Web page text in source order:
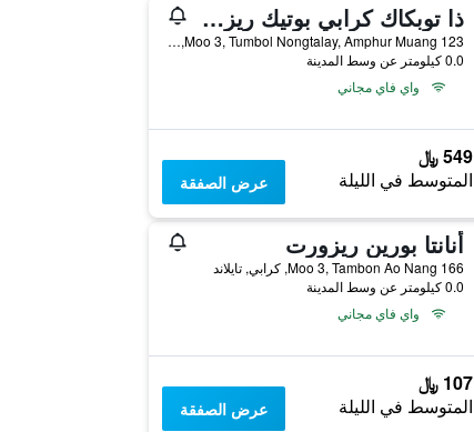
ذا توبكاك كرابي بوتيك ريزورت
123 Moo 3, Tumbol Nongtalay, Amphur Muang, كرابي, تايلاند
0.0 كيلومتر عن وسط المدينة
واي فاي مجاني
549 ﷼
المتوسط في الليلة عرض الصفقة
أنانتا بورين ريزورت
166 Moo 3, Tambon Ao Nang, كرابي, تايلاند
0.0 كيلومتر عن وسط المدينة
واي فاي مجاني
107 ﷼
المتوسط في الليلة عرض الصفقة